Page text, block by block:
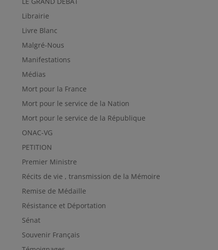
Librairie
Livre Blanc
Malgré-Nous
Manifestations
Médias
Mort pour la France
Mort pour le service de la Nation
Mort pour le service de la République
ONAC-VG
PETITION
Premier Ministre
Récits de vie , transmission de la Mémoire
Remise de Médaille
Résistance et Déportation
Sénat
Souvenir Français